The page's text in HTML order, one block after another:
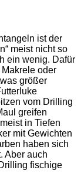
ist der
meist nicht so
ein wenig. Dafür
oder
größer
vom Drilling
greifen
in Tiefen
mit Gewichten
haben sich
Aber auch
fischige